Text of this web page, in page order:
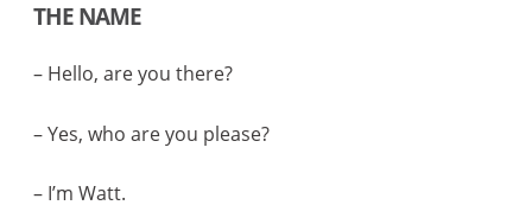
THE NAME
– Hello, are you there?
– Yes, who are you please?
– I’m Watt.